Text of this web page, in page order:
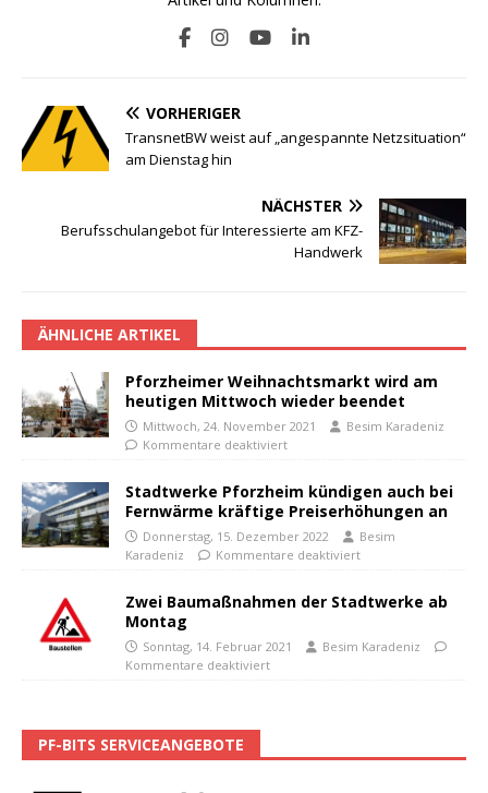
VORHERIGER
TransnetBW weist auf „angespannte Netzsituation“
am Dienstag hin
NÄCHSTER
Berufsschulangebot für Interessierte am KFZ-
Handwerk
ÄHNLICHE ARTIKEL
Pforzheimer Weihnachtsmarkt wird am
heutigen Mittwoch wieder beendet
Mittwoch, 24. November 2021
Besim Karadeniz
Kommentare deaktiviert
Stadtwerke Pforzheim kündigen auch bei
Fernwärme kräftige Preiserhöhungen an
Donnerstag, 15. Dezember 2022
Besim
Karadeniz
Kommentare deaktiviert
Zwei Baumaßnahmen der Stadtwerke ab
Montag
Sonntag, 14. Februar 2021
Besim Karadeniz
Kommentare deaktiviert
PF-BITS SERVICEANGEBOTE